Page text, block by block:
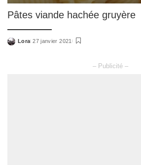
Pâtes viande hachée gruyère
Posted
Lora 27 janvier 2021
– Publicité –